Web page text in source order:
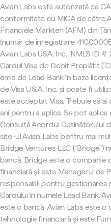
Avian Labs este autorizată ca
conformitate cu MiCA de către
Financiële Markten (AFM) din
(număr de înregistrare
Avian Labs USA, Inc., NMLS ID
Cardul Visa de Debit Preplătit
emis de Lead Bank în baza
de Visa U.S.A. Inc. și poate fi
este acceptat Visa. Trebuie să ai
ani pentru a aplica. Se pot aplica
Consultă Acordul Deținătorului
site-ul Avian Labs pentru mai
Bridge Ventures LLC ("Bridge")
bancă. Bridge este o companie
financiară și este Managerul de
responsabil pentru gestionarea
Cardului în numele Lead Bank.
este o bancă. Avian Labs este o
tehnologie financiară și este